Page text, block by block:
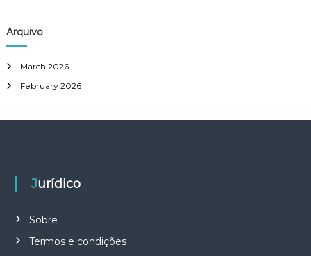
Arquivo
March 2026
February 2026
Jurídico
Sobre
Termos e condições